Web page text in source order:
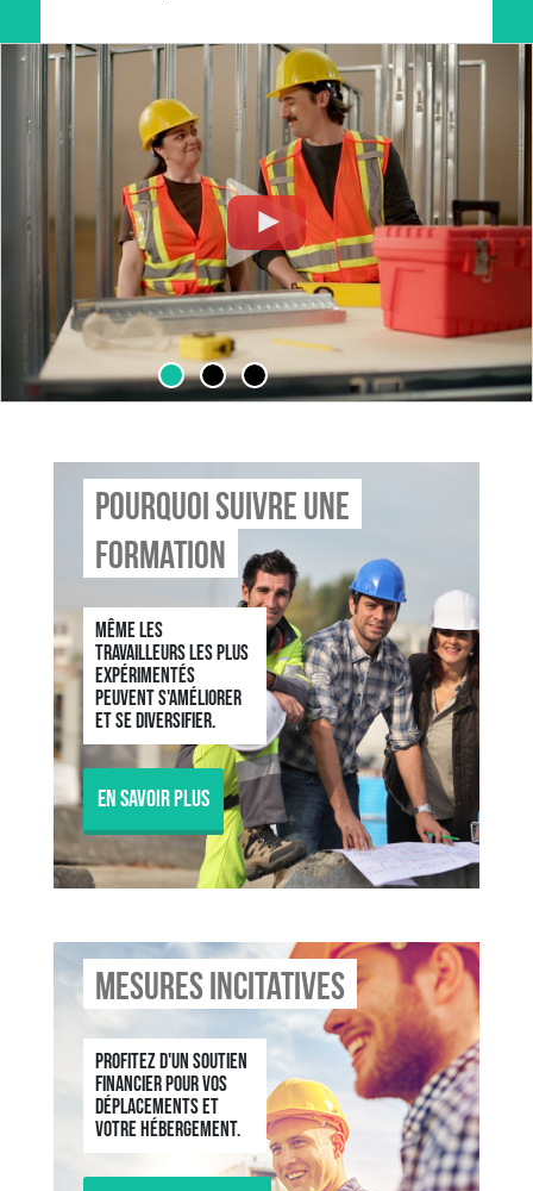
Pourquoi suivre une
formation
Même les
travailleurs les plus
expérimentés
peuvent s'améliorer
et se diversifier.
En savoir plus
Mesures incitatives
Profitez d'un soutien
financier pour vos
déplacements et
votre hébergement.